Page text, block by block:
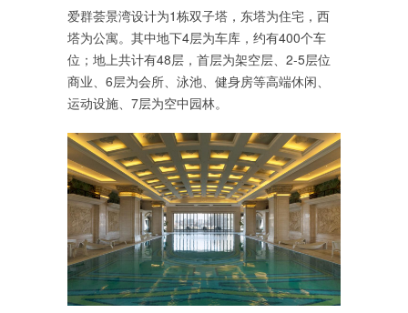
爱群荟景湾设计为1栋双子塔，东塔为住宅，西
塔为公寓。其中地下4层为车库，约有400个车
位；地上共计有48层，首层为架空层、2-5层位
商业、6层为会所、泳池、健身房等高端休闲、
运动设施、7层为空中园林。